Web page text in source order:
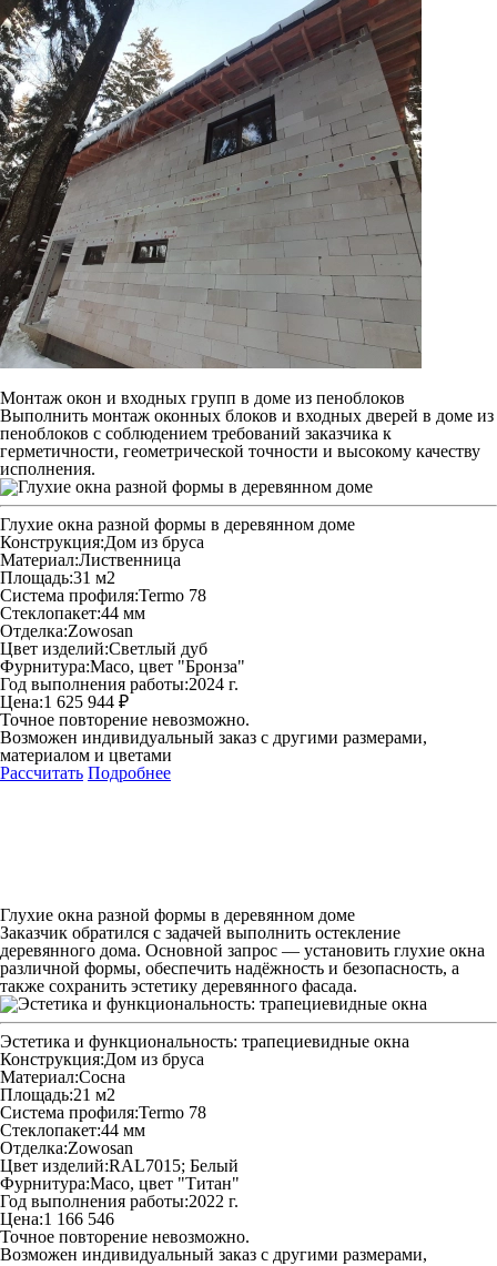
Монтаж окон и входных групп в доме из пеноблоков
Выполнить монтаж оконных блоков и входных дверей в доме из
пеноблоков с соблюдением требований заказчика к
герметичности, геометрической точности и высокому качеству
исполнения.
Глухие окна разной формы в деревянном доме
Конструкция:Дом из бруса
Материал:Лиственница
Площадь:31 м2
Система профиля:Termo 78
Стеклопакет:44 мм
Отделка:Zowosan
Цвет изделий:Светлый дуб
Фурнитура:Maco, цвет "Бронза"
Год выполнения работы:2024 г.
Цена:1 625 944 ₽
Точное повторение невозможно.
Возможен индивидуальный заказ с другими размерами,
материалом и цветами
Рассчитать Подробнее
Глухие окна разной формы в деревянном доме
Заказчик обратился с задачей выполнить остекление
деревянного дома. Основной запрос — установить глухие окна
различной формы, обеспечить надёжность и безопасность, а
также сохранить эстетику деревянного фасада.
Эстетика и функциональность: трапециевидные окна
Конструкция:Дом из бруса
Материал:Сосна
Площадь:21 м2
Система профиля:Termo 78
Стеклопакет:44 мм
Отделка:Zowosan
Цвет изделий:RAL7015; Белый
Фурнитура:Maco, цвет "Титан"
Год выполнения работы:2022 г.
Цена:1 166 546
Точное повторение невозможно.
Возможен индивидуальный заказ с другими размерами,